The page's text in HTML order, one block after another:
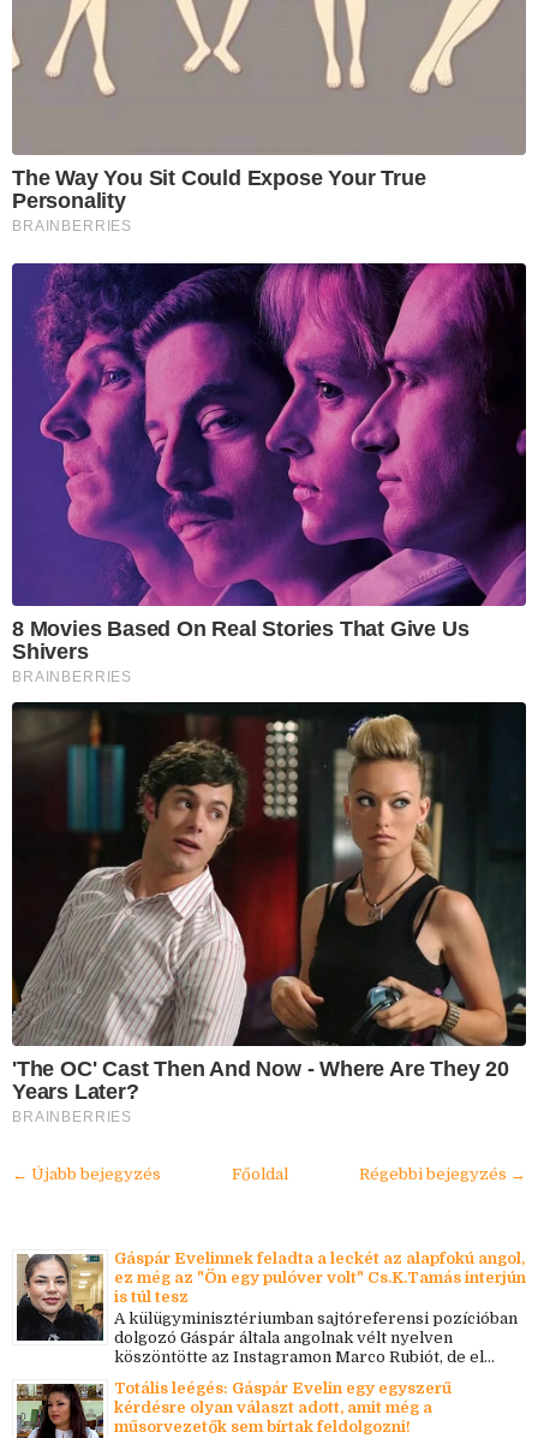
The Way You Sit Could Expose Your True
Personality
BRAINBERRIES
8 Movies Based On Real Stories That Give Us
Shivers
BRAINBERRIES
'The OC' Cast Then And Now - Where Are They 20
Years Later?
BRAINBERRIES
← Újabb bejegyzés Régebbi bejegyzés →
Főoldal
Gáspár Evelinnek feladta a leckét az alapfokú angol,
ez még az "Ön egy pulóver volt" Cs.K.Tamás interjún
is túl tesz
A külügyminisztériumban sajtóreferensi pozícióban
dolgozó Gáspár általa angolnak vélt nyelven
köszöntötte az Instagramon Marco Rubiót, de el...
Totális leégés: Gáspár Evelin egy egyszerű
kérdésre olyan választ adott, amit még a
műsorvezetők sem bírtak feldolgozni!